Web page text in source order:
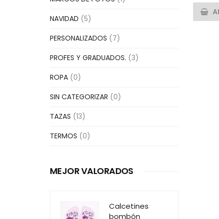
NAVIDAD (5)
PERSONALIZADOS (7)
PROFES Y GRADUADOS. (3)
ROPA (0)
SIN CATEGORIZAR (0)
TAZAS (13)
TERMOS (0)
MEJOR VALORADOS
Calcetines
bombón